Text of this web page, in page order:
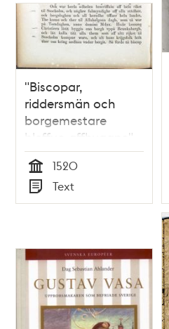
"Biscopar,
riddersmän och
borgemestare
bleffuo affhuggne" -
Stockholms
blodbad enligt
Olaus Petri
Tid
1520
Typ
Text